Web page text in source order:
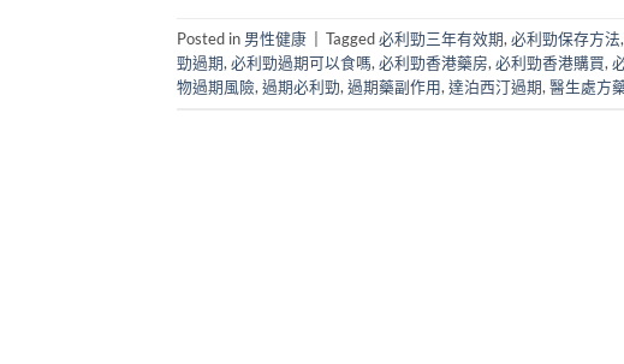
Posted in 男性健康 Tagged必利勁三年有效期, 必利勁保存方法,
勁過期, 必利勁過期可以食嗎, 必利勁香港藥房, 必利勁香港購買,
物過期風險, 過期必利勁, 過期藥副作用, 達泊西汀過期, 醫生處方